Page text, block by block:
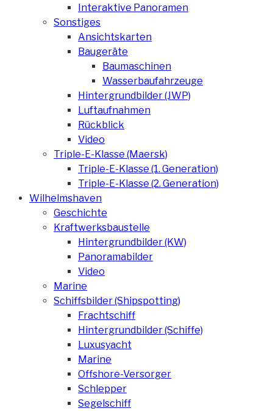
Interaktive Panoramen
Sonstiges
Ansichtskarten
Baugeräte
Baumaschinen
Wasserbaufahrzeuge
Hintergrundbilder (JWP)
Luftaufnahmen
Rückblick
Video
Triple-E-Klasse (Maersk)
Triple-E-Klasse (1. Generation)
Triple-E-Klasse (2. Generation)
Wilhelmshaven
Geschichte
Kraftwerksbaustelle
Hintergrundbilder (KW)
Panoramabilder
Video
Marine
Schiffsbilder (Shipspotting)
Frachtschiff
Hintergrundbilder (Schiffe)
Luxusyacht
Marine
Offshore-Versorger
Schlepper
Segelschiff